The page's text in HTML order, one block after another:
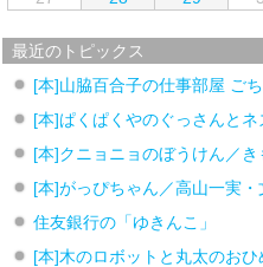
最近のトピックス
[本]山脇百合子の仕事部屋 ご
[本]ぱくぱくやのぐっさんと
[本]クニョニョのぼうけん／き
[本]がっぴちゃん／高山一実
住友銀行の「ゆきんこ」
[本]木のロボットと丸太のお